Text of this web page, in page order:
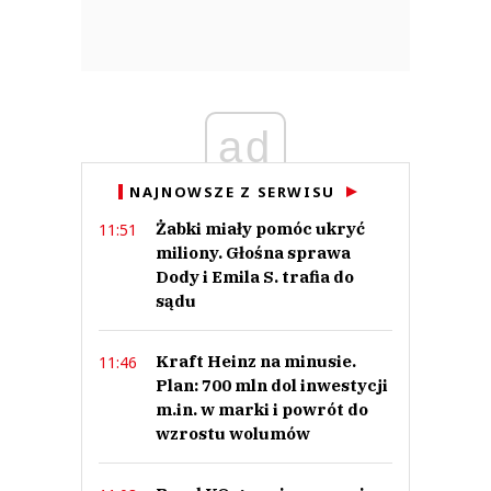
ad
NAJNOWSZE Z SERWISU
11:51
Żabki miały pomóc ukryć
miliony. Głośna sprawa
Dody i Emila S. trafia do
sądu
11:46
Kraft Heinz na minusie.
Plan: 700 mln dol inwestycji
m.in. w marki i powrót do
wzrostu wolumów